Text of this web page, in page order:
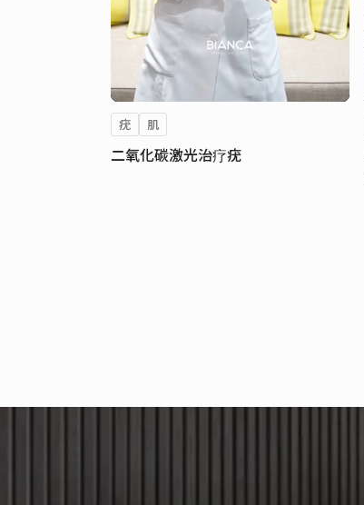
疣 肌
二氧化碳激光治疗疣